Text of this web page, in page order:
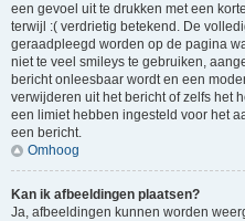
een gevoel uit te drukken met een
terwijl :( verdrietig betekend. De
geraadpleegd worden op de pagina
niet te veel smileys te gebruiken,
bericht onleesbaar wordt en een
verwijderen uit het bericht of zelfs het
een limiet hebben ingesteld voor het
een bericht.
Omhoog
Kan ik afbeeldingen plaatsen?
Ja, afbeeldingen kunnen worden